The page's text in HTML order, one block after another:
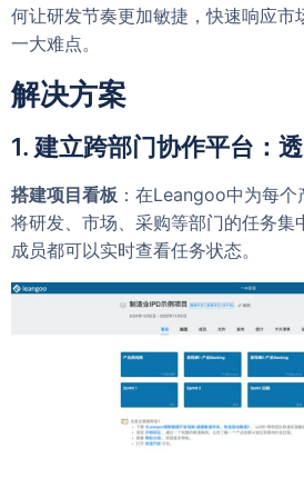
何让研发节奏更加敏捷，快速响应市
一大难点。
解决方案
1. 建立跨部门协作平台：
搭建项目看板 ：在Leangoo中为每个
将研发、市场、采购等部门的任务集
成员都可以实时查看任务状态。